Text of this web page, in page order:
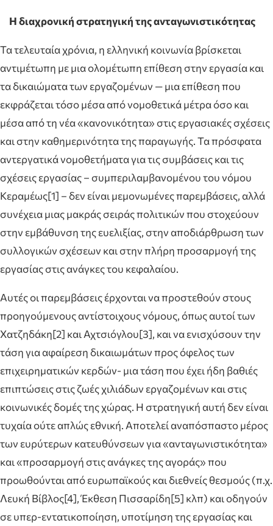
Η διαχρονική στρατηγική της ανταγωνιστικότητας
Τα τελευταία χρόνια, η ελληνική κοινωνία βρίσκεται
αντιμέτωπη με μια ολομέτωπη επίθεση στην εργασία και
τα δικαιώματα των εργαζομένων — μια επίθεση που
εκφράζεται τόσο μέσα από νομοθετικά μέτρα όσο και
μέσα από τη νέα «κανονικότητα» στις εργασιακές σχέσεις
και στην καθημερινότητα της παραγωγής. Τα πρόσφατα
αντεργατικά νομοθετήματα για τις συμβάσεις και τις
σχέσεις εργασίας – συμπεριλαμβανομένου του νόμου
Κεραμέως[1] – δεν είναι μεμονωμένες παρεμβάσεις, αλλά
συνέχεια μιας μακράς σειράς πολιτικών που στοχεύουν
στην εμβάθυνση της ευελιξίας, στην αποδιάρθρωση των
συλλογικών σχέσεων και στην πλήρη προσαρμογή της
εργασίας στις ανάγκες του κεφαλαίου.
Αυτές οι παρεμβάσεις έρχονται να προστεθούν στους
προηγούμενους αντίστοιχους νόμους, όπως αυτοί των
Χατζηδάκη[2] και Αχτσιόγλου[3], και να ενισχύσουν την
τάση για αφαίρεση δικαιωμάτων προς όφελος των
επιχειρηματικών κερδών- μια τάση που έχει ήδη βαθιές
επιπτώσεις στις ζωές χιλιάδων εργαζομένων και στις
κοινωνικές δομές της χώρας. Η στρατηγική αυτή δεν είναι
τυχαία ούτε απλώς εθνική. Αποτελεί αναπόσπαστο μέρος
των ευρύτερων κατευθύνσεων για «ανταγωνιστικότητα»
και «προσαρμογή στις ανάγκες της αγοράς» που
προωθούνται από ευρωπαϊκούς και διεθνείς θεσμούς (π.χ.
Λευκή Βίβλος[4], Έκθεση Πισσαρίδη[5] κλπ) και οδηγούν
σε υπερ-εντατικοποίηση, υποτίμηση της εργασίας και